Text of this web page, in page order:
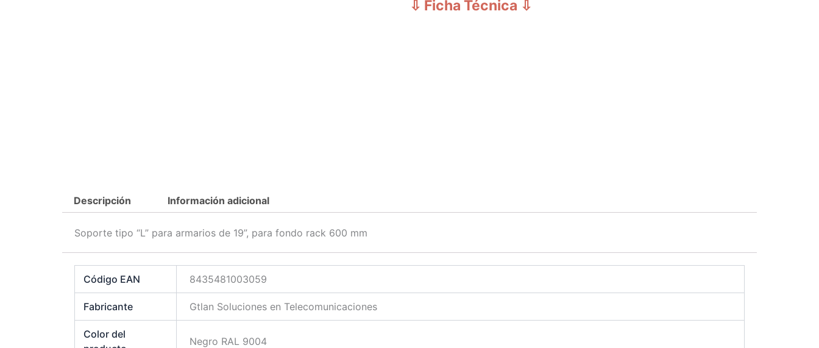
⇩ Ficha Técnica ⇩
Descripción Información adicional
Soporte tipo “L” para armarios de 19”, para fondo rack 600 mm
Código EAN 8435481003059
Fabricante Gtlan Soluciones en Telecomunicaciones
Color del
Negro RAL 9004